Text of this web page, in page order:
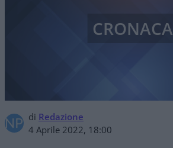
di Redazione
4 Aprile 2022, 18:00
CRONACA